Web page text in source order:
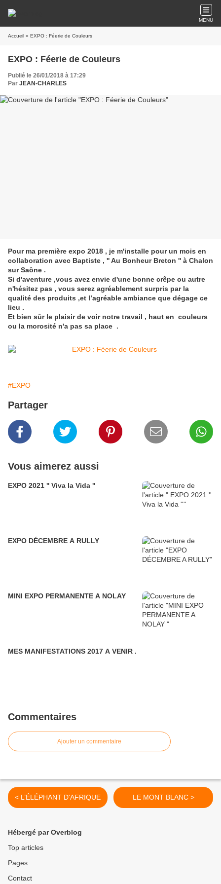
MENU
Accueil » EXPO : Féerie de Couleurs
EXPO : Féerie de Couleurs
Publié le 26/01/2018 à 17:29
Par JEAN-CHARLES
Pour ma première expo 2018 , je m'installe pour un mois en
collaboration avec Baptiste , '' Au Bonheur Breton '' à Chalon
sur Saône .
Si d'aventure ,vous avez envie d'une bonne crêpe ou autre
n'hésitez pas , vous serez agréablement surpris par la
qualité des produits ,et l’agréable ambiance que dégage ce
lieu .
Et bien sûr le plaisir de voir notre travail , haut en couleurs
ou la morosité n'a pas sa place .
#EXPO
Partager
Vous aimerez aussi
EXPO 2021 '' Viva la Vida ''
EXPO DÉCEMBRE A RULLY
MINI EXPO PERMANENTE A NOLAY
MES MANIFESTATIONS 2017 A VENIR .
Commentaires
Ajouter un commentaire
< L’ÉLÉPHANT D'AFRIQUE LE MONT BLANC >
Hébergé par Overblog
Top articles
Pages
Contact